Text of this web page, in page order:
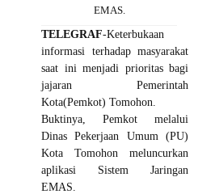
EMAS.
TELEGRAF-Keterbukaan
informasi terhadap masyarakat
saat ini menjadi prioritas bagi
jajaran Pemerintah
Kota(Pemkot) Tomohon.
Buktinya, Pemkot melalui
Dinas Pekerjaan Umum (PU)
Kota Tomohon meluncurkan
aplikasi Sistem Jaringan
EMAS.